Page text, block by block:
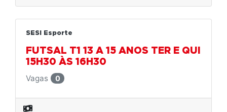
SESI Esporte
FUTSAL T1 13 A 15 ANOS TER E QUI
15H30 ÀS 16H30
Vagas
0